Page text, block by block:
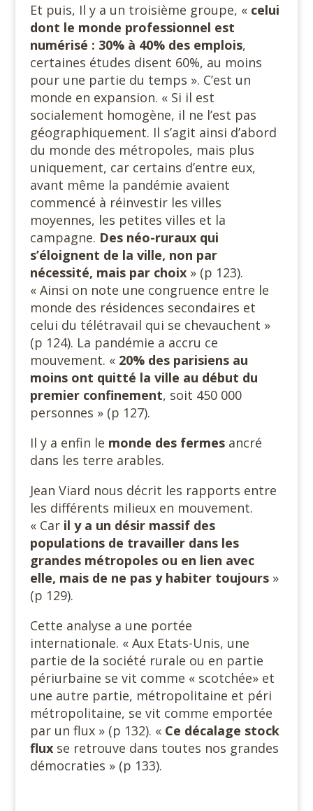
Et puis, Il y a un troisième groupe, « celui
dont le monde professionnel est
numérisé : 30% à 40% des emplois,
certaines études disent 60%, au moins
pour une partie du temps ». C’est un
monde en expansion. « Si il est
socialement homogène, il ne l’est pas
géographiquement. Il s’agit ainsi d’abord
du monde des métropoles, mais plus
uniquement, car certains d’entre eux,
avant même la pandémie avaient
commencé à réinvestir les villes
moyennes, les petites villes et la
campagne. Des néo-ruraux qui
s’éloignent de la ville, non par
nécessité, mais par choix » (p 123).
« Ainsi on note une congruence entre le
monde des résidences secondaires et
celui du télétravail qui se chevauchent »
(p 124). La pandémie a accru ce
mouvement. « 20% des parisiens au
moins ont quitté la ville au début du
premier confinement, soit 450 000
personnes » (p 127).
Il y a enfin le monde des fermesancré
dans les terre arables.
Jean Viard nous décrit les rapports entre
les différents milieux en mouvement.
« Car il y a un désir massif des
populations de travailler dans les
grandes métropoles ou en lien avec
elle, mais de ne pas y habiter toujours »
(p 129).
Cette analyse a une portée
internationale. « Aux Etats-Unis, une
partie de la société rurale ou en partie
périurbaine se vit comme « scotchée» et
une autre partie, métropolitaine et péri
métropolitaine, se vit comme emportée
par un flux » (p 132). « Ce décalage stock
fluxse retrouve dans toutes nos grandes
démocraties » (p 133).